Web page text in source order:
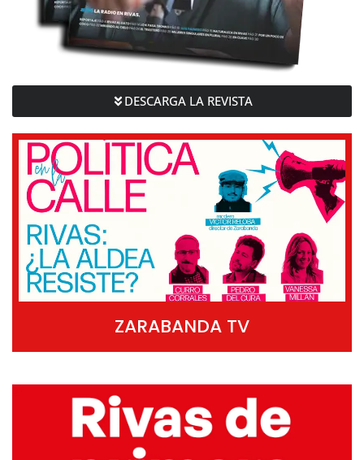
DESCARGA LA REVISTA
ZARABANDA TV